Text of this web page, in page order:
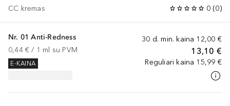
CC kremas 0 (0)
30 d. min. kaina 12,00 €
13,10 €
Reguliari kaina 15,99 €
Nr. 01 Anti-Redness
0,44 € / 1 ml su PVM
E-KAINA